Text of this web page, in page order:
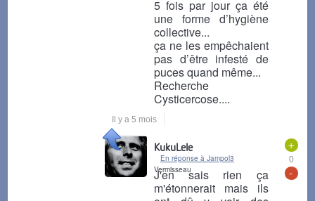
5 fois par jour ça été
une forme d’hygiène
collective...
ça ne les empêchaient
pas d’être infesté de
puces quand même...
Recherche
Cysticercose....
Il y a 5 mois
+
0
-
KukuLele
En réponse à Jampol3
Vermisseau
J'en sais rien ça
m'étonnerait mais ils